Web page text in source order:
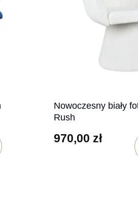
Nowoczesny biały
Rush
970,00 zł